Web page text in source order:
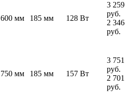
600 мм 185 мм 128 Вт
3 259
руб.
2 346
руб.
750 мм 185 мм 157 Вт
3 751
руб.
2 701
руб.